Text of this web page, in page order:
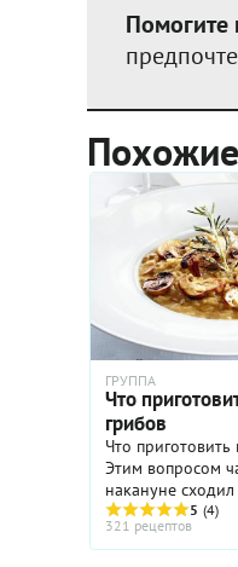
Помогите
ГРУППА
Что
грибов
Что
Этим вопросом
накануне
даже если вы не
охотой, то
тоже можете,
5 (4)
321 рецептов